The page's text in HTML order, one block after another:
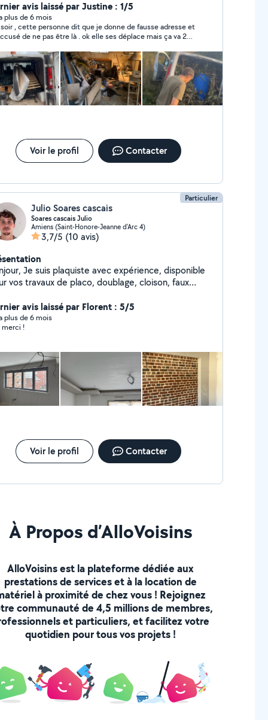
de scooter/ vélo/ quad. Besoins d'aller faire
les cours Toujours Accompagné.
avis laissé par Justine : 1/5
plus de 6 mois
, cette personne dit que je donne de fausse adresse et
ne pas être là . ok elle ses déplace mais ça va 2
chez ma voisine a 16h 35 ) et ensuite elle est parti
Voir le profil Contacter
Particulier
Julio Soares cascais
Soares cascais Julio
Amiens (Saint-Honore-Jeanne d'Arc 4)
3,7/5 (10 avis)
avec expérience, disponible
vos travaux de placo, doublage, cloison, faux
possible autour d'Amiens Chantier
pro Petit ou gros chantier N'hésitez pas à
contacter pour un devis gratuit ou plus d'infos.
besoins.
avis laissé par Florent : 5/5
plus de 6 mois
merci !
Voir le profil Contacter
À Propos d’AlloVoisins
AlloVoisins est la plateforme dédiée aux
prestations de services et à la location de
à proximité de chez vous ! Rejoignez
communauté de 4,5 millions de membres,
et particuliers, et facilitez votre
quotidien pour tous vos projets !